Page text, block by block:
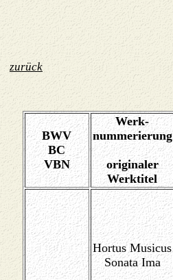
BWV
BC
VBN
Werk-
nummerierung
originaler
Werktitel
Hortus Musicus
Sonata Ima